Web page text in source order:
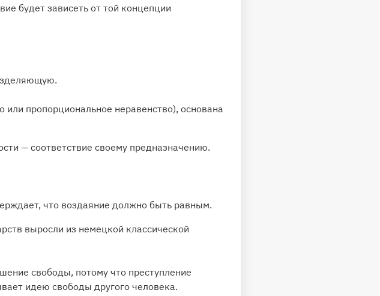
будет зависеть от той концепции
пропорциональное неравенство), основана
— соответствие своему предназначению.
что воздаяние должно быть равным.
выросли из немецкой классической
свободы, потому что преступление
идею свободы другого человека.